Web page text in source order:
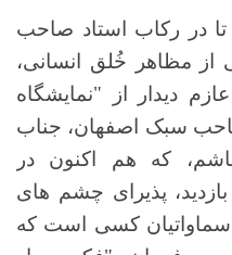
تا در رکاب استاد صاحب
از مظاهر خُلق انسانی،
دیدار از "نمایشگاه
سبک اصفهان، جناب
که هم اکنون در
بازدید، پذیرای چشم های
سماواتیان کسی است که